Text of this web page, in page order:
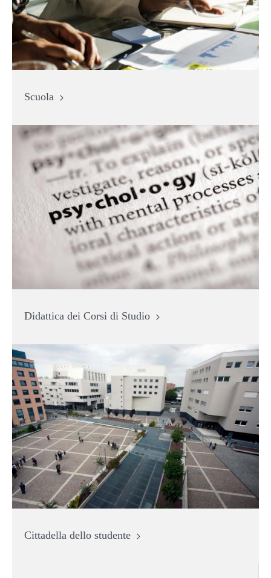
Scuola
Didattica dei Corsi di Studio
Cittadella dello studente